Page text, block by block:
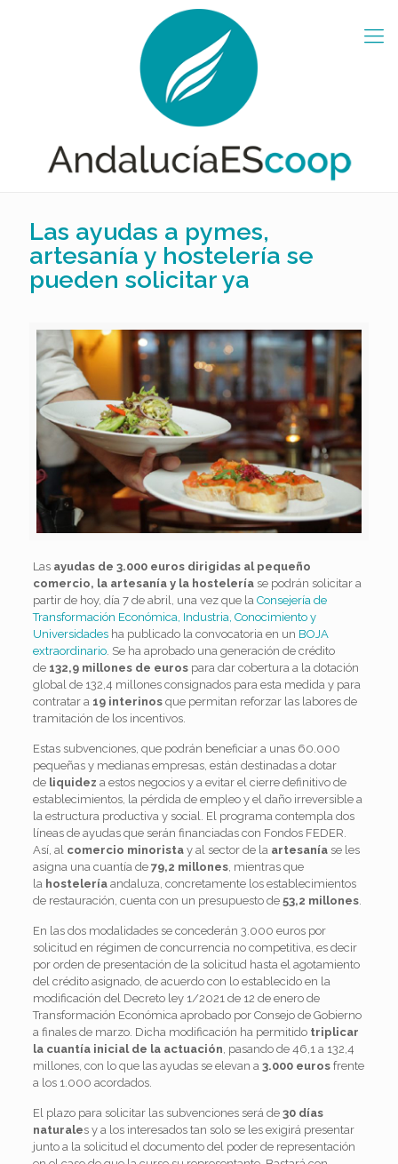
Las ayudas a pymes,
artesanía y hostelería se
pueden solicitar ya
Las ayudas de 3.000 euros dirigidas al pequeño
comercio, la artesanía y la hosteleríase podrán solicitar a
partir de hoy, día 7 de abril, una vez que la Consejería de
Transformación Económica, Industria, Conocimiento y
Universidadesha publicado la convocatoria en un BOJA
extraordinario. Se ha aprobado una generación de crédito
de 132,9 millones de eurospara dar cobertura a la dotación
global de 132,4 millones consignados para esta medida y para
contratar a 19 interinosque permitan reforzar las labores de
tramitación de los incentivos.
Estas subvenciones, que podrán beneficiar a unas 60.000
pequeñas y medianas empresas, están destinadas a dotar
de liquidez a estos negocios y a evitar el cierre definitivo de
establecimientos, la pérdida de empleo y el daño irreversible a
la estructura productiva y social. El programa contempla dos
líneas de ayudas que serán financiadas con Fondos FEDER.
Así, al comercio minoristay al sector de la artesanía se les
asigna una cuantía de79,2 millones, mientras que
la hostelería andaluza, concretamente los establecimientos
de restauración, cuenta con un presupuesto de 53,2 millones.
En las dos modalidades se concederán 3.000 euros por
solicitud en régimen de concurrencia no competitiva, es decir
por orden de presentación de la solicitud hasta el agotamiento
del crédito asignado, de acuerdo con lo establecido en la
modificación del Decreto ley 1/2021 de 12 de enero de
Transformación Económica aprobado por Consejo de Gobierno
a finales de marzo. Dicha modificación ha permitido triplicar
la cuantía inicial de la actuación , pasando de 46,1 a 132,4
millones, con lo que las ayudas se elevan a 3.000 eurosfrente
a los 1.000 acordados.
El plazo para solicitar las subvenciones será de 30 días
naturales y a los interesados tan solo se les exigirá presentar
junto a la solicitud el documento del poder de representación